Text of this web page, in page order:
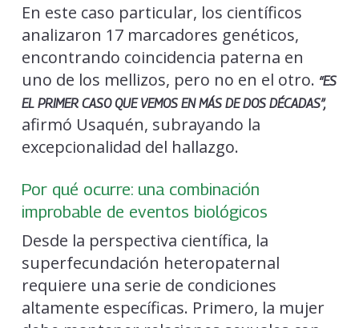
En este caso particular, los científicos
analizaron 17 marcadores genéticos,
encontrando coincidencia paterna en
uno de los mellizos, pero no en el otro. “ES
EL PRIMER CASO QUE VEMOS EN MÁS DE DOS DÉCADAS”,
afirmó Usaquén, subrayando la
excepcionalidad del hallazgo.
Por qué ocurre: una combinación
improbable de eventos biológicos
Desde la perspectiva científica, la
superfecundación heteropaternal
requiere una serie de condiciones
altamente específicas. Primero, la mujer